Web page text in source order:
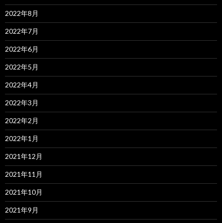
2022年8月
2022年7月
2022年6月
2022年5月
2022年4月
2022年3月
2022年2月
2022年1月
2021年12月
2021年11月
2021年10月
2021年9月